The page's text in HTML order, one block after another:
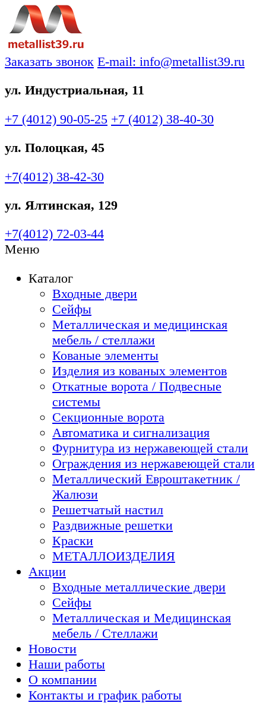
Заказать звонок E-mail: info@metallist39.ru
ул. Индустриальная, 11
+7 (4012) 90-05-25 +7 (4012) 38-40-30
ул. Полоцкая, 45
+7(4012) 38-42-30
ул. Ялтинская, 129
+7(4012) 72-03-44
Меню
Каталог
Входные двери
Сейфы
Металлическая и медицинская
мебель / стеллажи
Кованые элементы
Изделия из кованых элементов
Откатные ворота / Подвесные
системы
Секционные ворота
Автоматика и сигнализация
Фурнитура из нержавеющей стали
Ограждения из нержавеющей стали
Металлический Евроштакетник /
Жалюзи
Решетчатый настил
Раздвижные решетки
Краски
МЕТАЛЛОИЗДЕЛИЯ
Акции
Входные металлические двери
Сейфы
Металлическая и Медицинская
мебель / Стеллажи
Новости
Наши работы
О компании
Контакты и график работы